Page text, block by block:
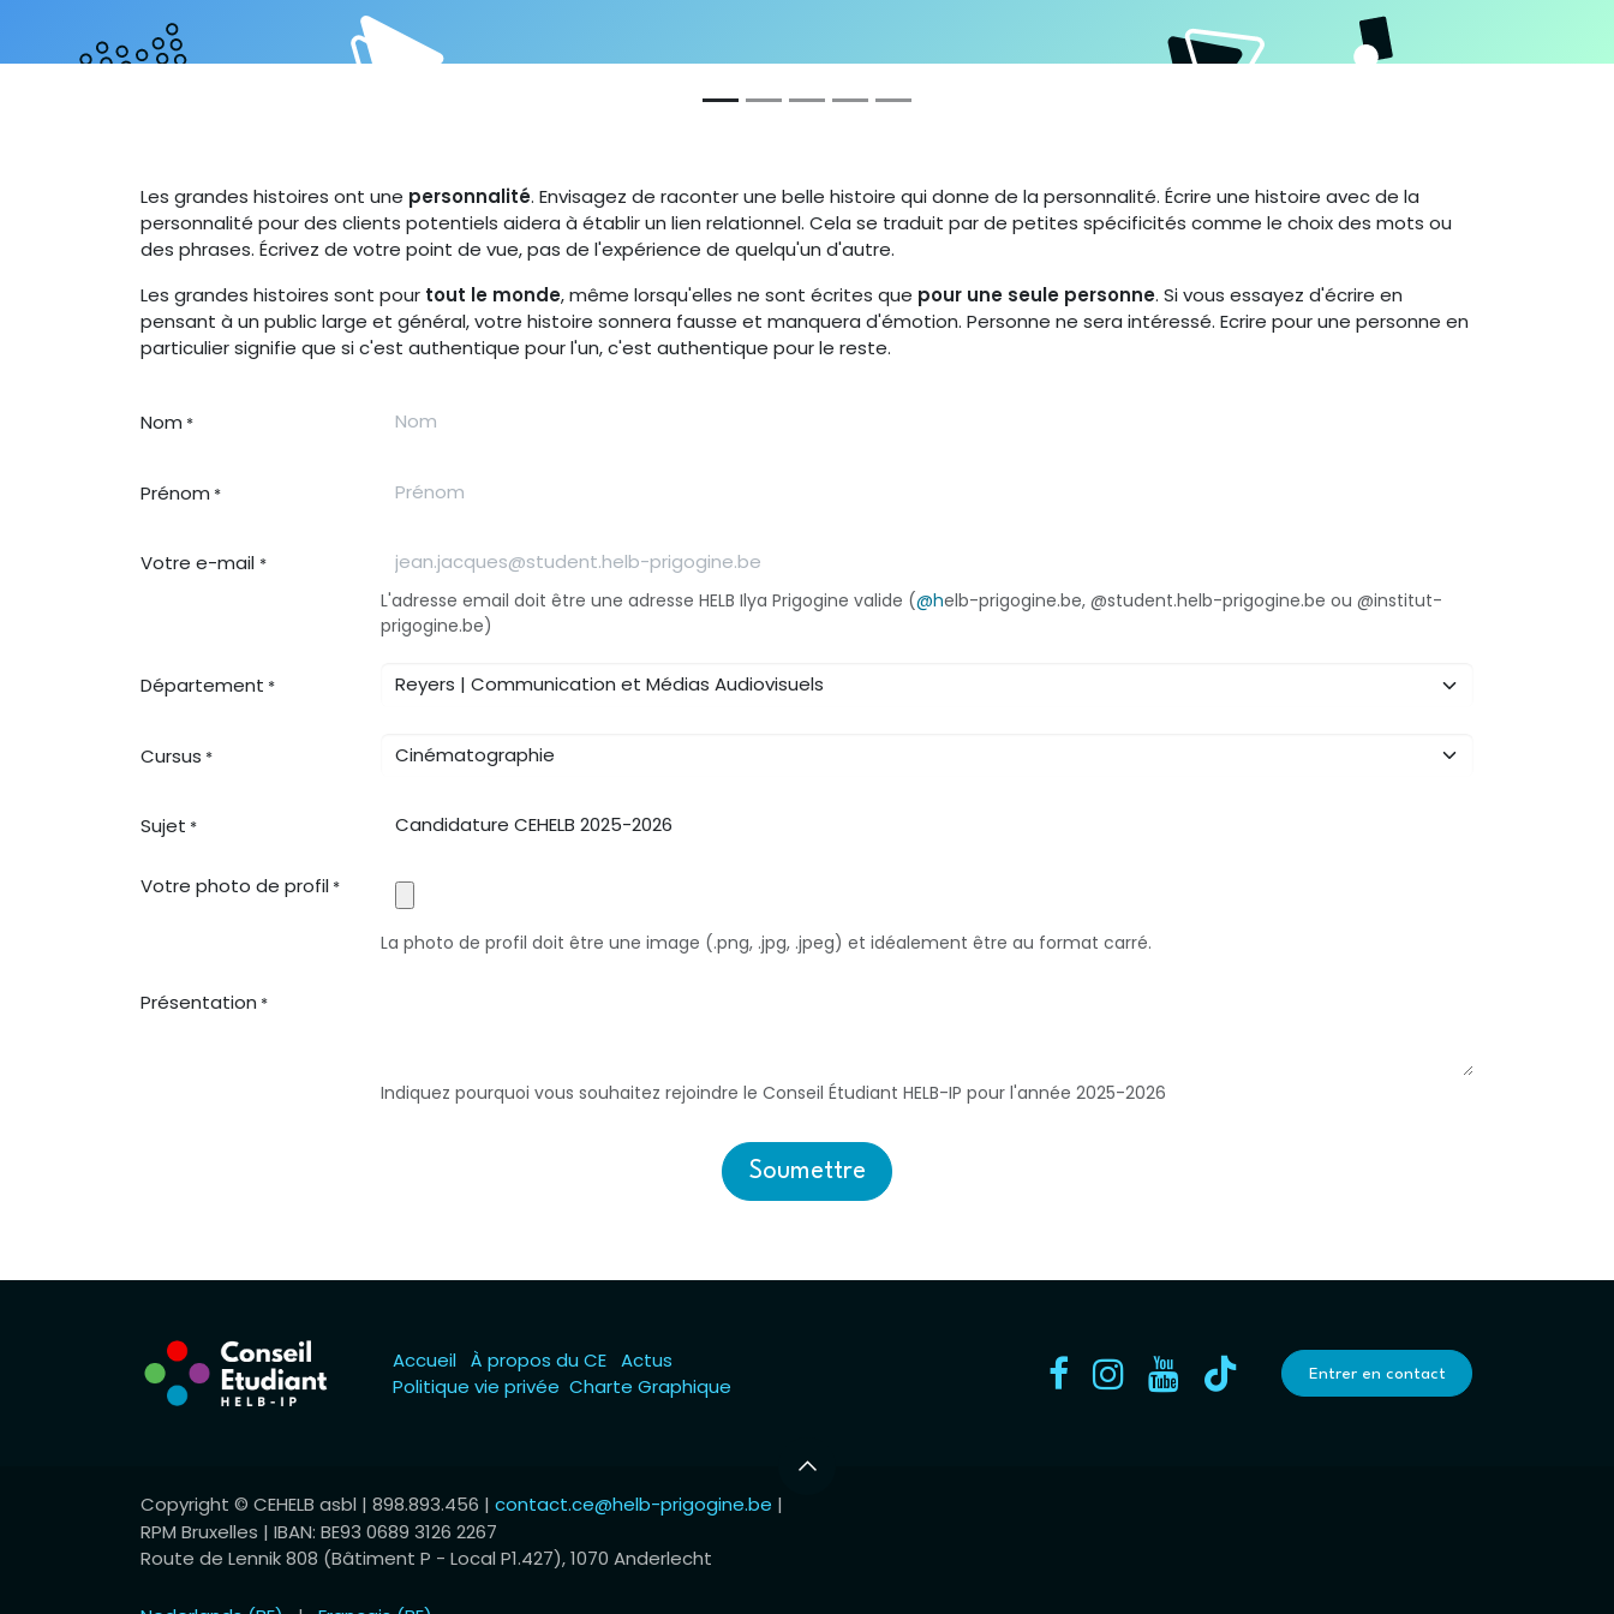
Les grandes histoires ont une personnalité. Envisagez de raconter une belle histoire qui donne de la personnalité. Écrire une histoire avec de la
personnalité pour des clients potentiels aidera à établir un lien relationnel. Cela se traduit par de petites spécificités comme le choix des mots ou
des phrases. Écrivez de votre point de vue, pas de l'expérience de quelqu'un d'autre.
Les grandes histoires sont pour tout le monde, même lorsqu'elles ne sont écrites que pour une seule personne. Si vous essayez d'écrire en
pensant à un public large et général, votre histoire sonnera fausse et manquera d'émotion. Personne ne sera intéressé. Ecrire pour une personne en
particulier signifie que si c'est authentique pour l'un, c'est authentique pour le reste.
Nom *
Prénom *
Votre e-mail *
L'adresse email doit être une adresse HELB Ilya Prigogine valide (@helb-prigogine.be, @student.helb-prigogine.be ou @institut-
prigogine.be)
Département *
Cursus *
Sujet *
Votre photo de profil *
La photo de profil doit être une image (.png, .jpg, .jpeg) et idéalement être au format carré.
Présentation *
Indiquez pourquoi vous souhaitez rejoindre le Conseil Étudiant HELB-IP pour l'année 2025-2026
Soumettre
Accueil À propos du CE Actus
Politique vie privée Charte Graphique Entrer en contact
Copyright © CEHELB asbl | 898.893.456 | contact.ce@helb-prigogine.be |
RPM Bruxelles | ​​​IBAN: BE93 0689 3126 2267
Route de Lennik 808 (Bâtiment P - Local P1.427), 1070 Anderlecht